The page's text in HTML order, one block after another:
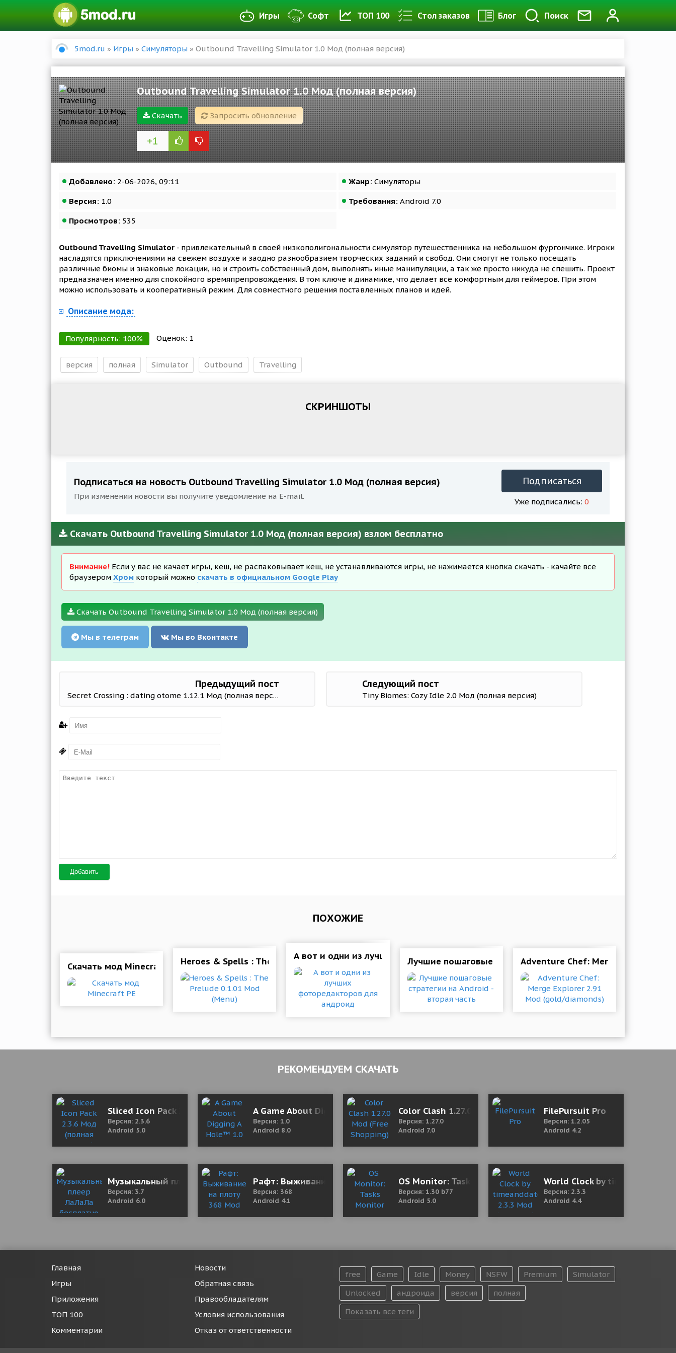
Игры Софт ТОП 100 Стол заказов Блог Поиск
5mod.ru » Игры » Симуляторы » Outbound Travelling Simulator 1.0 Мод (полная версия)
Outbound Travelling Simulator 1.0 Мод (полная версия)
Скачать Запросить обновление
+1
Добавлено: 2-06-2026, 09:11 Жанр: Симуляторы
Версия: 1.0 Требования: Android 7.0
Просмотров: 535
Outbound Travelling Simulator - привлекательный в своей низкополигональности симулятор путешественника на небольшом фургончике. Игроки
насладятся приключениями на свежем воздухе и заодно разнообразием творческих заданий и свобод. Они смогут не только посещать
различные биомы и знаковые локации, но и строить собственный дом, выполнять иные манипуляции, а так же просто никуда не спешить. Проект
предназначен именно для спокойного времяпрепровождения. В том ключе и динамике, что делает всё комфортным для геймеров. При этом
можно использовать и кооперативный режим. Для совместного решения поставленных планов и идей.
Описание мода:
Популярность: 100% Оценок: 1
версия полная Simulator Outbound Travelling
СКРИНШОТЫ
Подписаться на новость Outbound Travelling Simulator 1.0 Мод (полная версия)
При изменении новости вы получите уведомление на E-mail.
Подписаться
Уже подписались: 0
Скачать Outbound Travelling Simulator 1.0 Мод (полная версия) взлом бесплатно
Внимание! Если у вас не качает игры, кеш, не распаковывает кеш, не устанавливаются игры, не нажимается кнопка скачать - качайте все
браузером Хром который можно скачать в официальном Google Play
Скачать Outbound Travelling Simulator 1.0 Мод (полная версия)
Мы в телеграм Мы во Вконтакте
Предыдущий пост
Secret Crossing : dating otome 1.12.1 Мод (полная версия)
Следующий пост
Tiny Biomes: Cozy Idle 2.0 Мод (полная версия)
Добавить
ПОХОЖИЕ
Скачать мод Minecraft PE Heroes & Spells : The Prelude 0.1.01 Mod (Menu)А вот и одни из лучших фоторедакторов для андроид
Лучшие пошаговые стратегии на Android - вторая часть
Adventure Chef: Merge Explorer
РЕКОМЕНДУЕМ СКАЧАТЬ
Sliced Icon Pack 2.3.6 Мод (полная версия)
Версия: 2.3.6
Android 5.0
A Game About Digging A Hole™ 1.0 (Mod Money)
Версия: 1.0
Android 8.0
Color Clash 1.27.0 Mod (Free Shopping)
Версия: 1.27.0
Android 7.0
FilePursuit Pro
Версия: 1.2.05
Android 4.2
Музыкальный плеер ЛаЛаЛа бесплатно без интернета
Версия: 3.7
Android 6.0
Рафт: Выживание на плоту 368 Mod (Free Shopping)
Версия: 368
Android 4.1
OS Monitor: Tasks Monitor 1.30 b77 Mod (Pro)
Версия: 1.30 b77
Android 5.0
World Clock by
Версия: 2.3.3
Android 4.4
Главная
Игры
Приложения
ТОП 100
Комментарии
Новости
Обратная связь
Правообладателям
Условия использования
Отказ от ответственности
free Game Idle Money NSFW Premium
Simulator
Unlocked
андроида версия
полная
Показать все теги